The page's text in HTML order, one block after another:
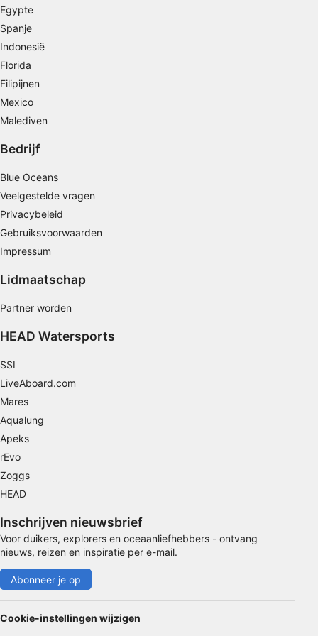
Egypte
Spanje
Indonesië
Florida
Filipijnen
Mexico
Malediven
Bedrijf
Blue Oceans
Veelgestelde vragen
Privacybeleid
Gebruiksvoorwaarden
Impressum
Lidmaatschap
Partner worden
HEAD Watersports
SSI
LiveAboard.com
Mares
Aqualung
Apeks
rEvo
Zoggs
HEAD
Inschrijven nieuwsbrief
Voor duikers, explorers en oceaanliefhebbers - ontvang
nieuws, reizen en inspiratie per e-mail.
Abonneer je op
Cookie-instellingen wijzigen
Profielen aanmaken ten behoeve van
gepersonaliseerde advertenties
Profielen gebruiken voor de selectie van
Profielen aanmaken ter personalisatie van
content
Profielen gebruiken ter selectie van
Contentprestaties meten
Publieksgroepen begrijpen aan de hand van
statistieken of combinaties van gegevens uit
verschillende bronnen
Diensten ontwikkelen en verbeteren
Beperkte gegevens gebruiken om content te
Speciale functies van IAB:
opgevraagde informatie
Niet-IAB-verwerkingsdoeleinden:
Prestatie
Advertenties